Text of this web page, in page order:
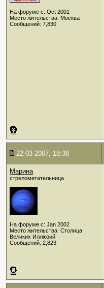
На форуме с: Oct 2001
Место жительства: Москва
Сообщений: 7,830
22-03-2007, 18:38
Марина
стрелометательница
На форуме с: Jan 2002
Место жительства: Столица
Великих Иллюзий
Сообщений: 2,823